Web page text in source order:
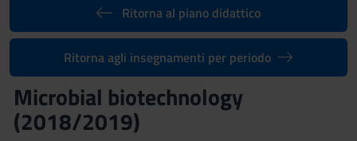
Ritorna al piano didattico
Ritorna agli insegnamenti per periodo
Microbial biotechnology
(2018/2019)